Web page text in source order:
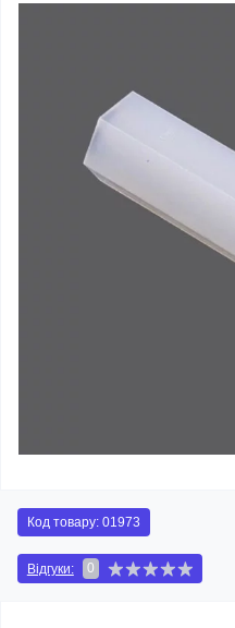
Код товару:01973
Відгуки: 0